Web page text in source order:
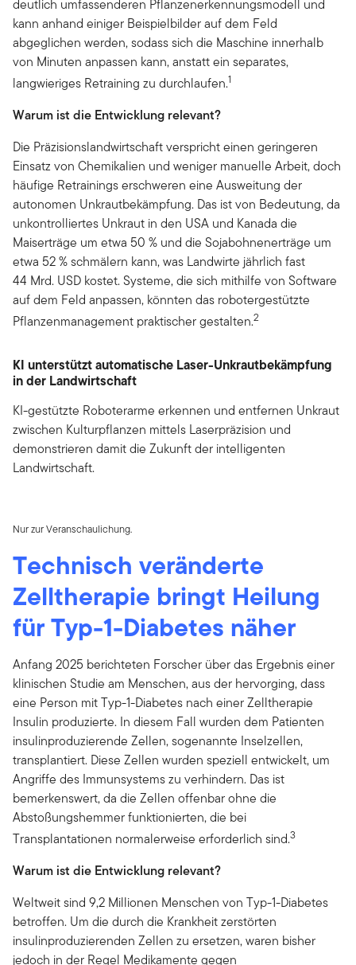
deutlich umfassenderen Pflanzenerkennungsmodell und
kann anhand einiger Beispielbilder auf dem Feld
abgeglichen werden, sodass sich die Maschine innerhalb
von Minuten anpassen kann, anstatt ein separates,
langwieriges Retraining zu durchlaufen.1
Warum ist die Entwicklung relevant?
Die Präzisionslandwirtschaft verspricht einen geringeren
Einsatz von Chemikalien und weniger manuelle Arbeit, doch
häufige Retrainings erschweren eine Ausweitung der
autonomen Unkrautbekämpfung. Das ist von Bedeutung, da
unkontrolliertes Unkraut in den USA und Kanada die
Maiserträge um etwa 50 % und die Sojabohnenerträge um
etwa 52 % schmälern kann, was Landwirte jährlich fast
44 Mrd. USD kostet. Systeme, die sich mithilfe von Software
auf dem Feld anpassen, könnten das robotergestützte
Pflanzenmanagement praktischer gestalten.2
KI unterstützt automatische Laser-Unkrautbekämpfung
in der Landwirtschaft
KI-gestützte Roboterarme erkennen und entfernen Unkraut
zwischen Kulturpflanzen mittels Laserpräzision und
demonstrieren damit die Zukunft der intelligenten
Landwirtschaft.
Nur zur Veranschaulichung.
Technisch veränderte
Zelltherapie bringt Heilung
für Typ-1-Diabetes näher
Anfang 2025 berichteten Forscher über das Ergebnis einer
klinischen Studie am Menschen, aus der hervorging, dass
eine Person mit Typ-1-Diabetes nach einer Zelltherapie
Insulin produzierte. In diesem Fall wurden dem Patienten
insulinproduzierende Zellen, sogenannte Inselzellen,
transplantiert. Diese Zellen wurden speziell entwickelt, um
Angriffe des Immunsystems zu verhindern. Das ist
bemerkenswert, da die Zellen offenbar ohne die
Abstoßungshemmer funktionierten, die bei
Transplantationen normalerweise erforderlich sind.3
Warum ist die Entwicklung relevant?
Weltweit sind 9,2 Millionen Menschen von Typ-1-Diabetes
betroffen. Um die durch die Krankheit zerstörten
insulinproduzierenden Zellen zu ersetzen, waren bisher
jedoch in der Regel Medikamente gegen